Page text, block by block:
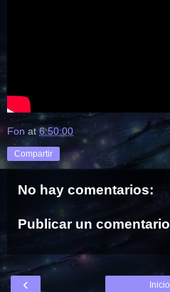
Fon at 6:50:00
Compartir
No hay comentarios:
Publicar un comentario
‹ Inicio